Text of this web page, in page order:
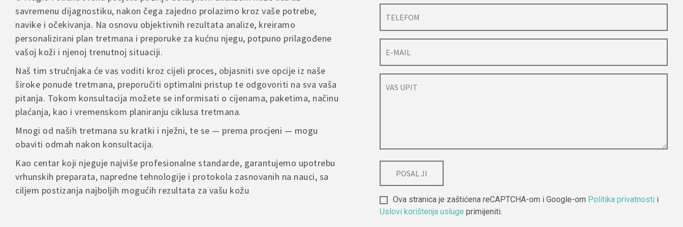
– Proizvod mora biti nekorišten, neoštećen i u originalnom pakovanju
– Troškove povrata snosi kupac, osim u slučaju greške prilikom isporuke ili oštećenja
proizvoda
U slučaju reklamacije ili dodatnih pitanja, molimo da nas kontaktirate putem e-maila ili
kontakt forme na web stranici, kako bismo što brže riješili situaciju.
Rado ćemo vam pomoći i odgovoriti na sva vaša pitanja u najkraćem mogućem roku.
Save my name, email, and website in this browser for the next time I
comment.
A
l
t
savremenu dijagnostiku, nakon čega zajedno prolazimo kroz vaše potrebe,
navike i očekivanja. Na osnovu objektivnih rezultata analize, kreiramo
personalizirani plan tretmana i preporuke za kućnu njegu, potpuno prilagođene
vašoj koži i njenoj trenutnoj situaciji.
Naš tim stručnjaka će vas voditi kroz cijeli proces, objasniti sve opcije iz naše
široke ponude tretmana, preporučiti optimalni pristup te odgovoriti na sva vaša
pitanja. Tokom konsultacija možete se informisati o cijenama, paketima, načinu
plaćanja, kao i vremenskom planiranju ciklusa tretmana.
Mnogi od naših tretmana su kratki i nježni, te se — prema procjeni — mogu
obaviti odmah nakon konsultacija.
Kao centar koji njeguje najviše profesionalne standarde, garantujemo upotrebu
vrhunskih preparata, napredne tehnologije i protokola zasnovanih na nauci, sa
ciljem postizanja najboljih mogućih rezultata za vašu kožu
Ova stranica je zaštićena reCAPTCHA-om i Google-om Politika privatnosti i
Uslovi korištenja usluge primijeniti.